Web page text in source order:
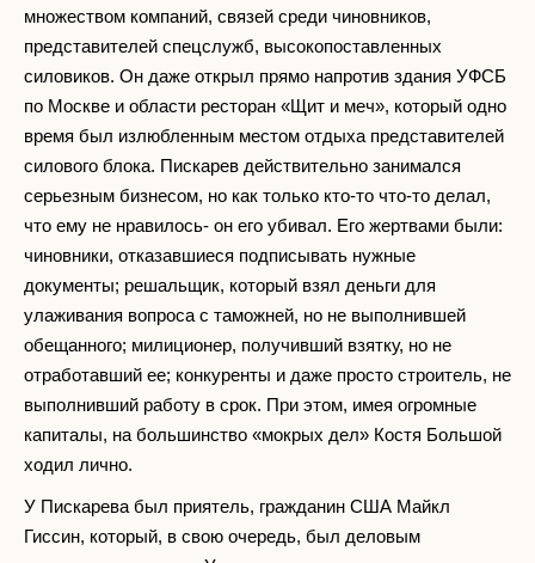
множеством компаний, связей среди чиновников,
представителей спецслужб, высокопоставленных
силовиков. Он даже открыл прямо напротив здания УФСБ
по Москве и области ресторан «Щит и меч», который одно
время был излюбленным местом отдыха представителей
силового блока. Пискарев действительно занимался
серьезным бизнесом, но как только кто-то что-то делал,
что ему не нравилось- он его убивал. Его жертвами были:
чиновники, отказавшиеся подписывать нужные
документы; решальщик, который взял деньги для
улаживания вопроса с таможней, но не выполнившей
обещанного; милиционер, получивший взятку, но не
отработавший ее; конкуренты и даже просто строитель, не
выполнивший работу в срок. При этом, имея огромные
капиталы, на большинство «мокрых дел» Костя Большой
ходил лично.
У Пискарева был приятель, гражданин США Майкл
Гиссин, который, в свою очередь, был деловым